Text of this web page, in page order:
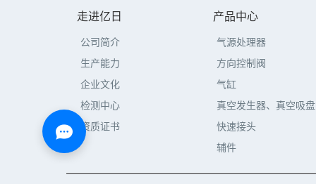
走进亿日
公司简介
生产能力
企业文化
检测中心
资质证书
产品中心
气源处理器
方向控制阀
气缸
真空发生器、真空吸盘
快速接头
辅件